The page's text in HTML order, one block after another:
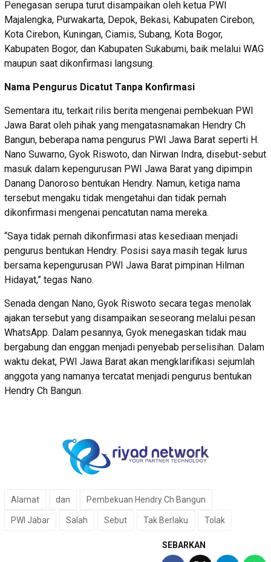
Penegasan serupa turut disampaikan oleh ketua PWI
Majalengka, Purwakarta, Depok, Bekasi, Kabupaten Cirebon,
Kota Cirebon, Kuningan, Ciamis, Subang, Kota Bogor,
Kabupaten Bogor, dan Kabupaten Sukabumi, baik melalui WAG
maupun saat dikonfirmasi langsung.
Nama Pengurus Dicatut Tanpa Konfirmasi
Sementara itu, terkait rilis berita mengenai pembekuan PWI
Jawa Barat oleh pihak yang mengatasnamakan Hendry Ch
Bangun, beberapa nama pengurus PWI Jawa Barat seperti H.
Nano Suwarno, Gyok Riswoto, dan Nirwan Indra, disebut-sebut
masuk dalam kepengurusan PWI Jawa Barat yang dipimpin
Danang Danoroso bentukan Hendry. Namun, ketiga nama
tersebut mengaku tidak mengetahui dan tidak pernah
dikonfirmasi mengenai pencatutan nama mereka.
“Saya tidak pernah dikonfirmasi atas kesediaan menjadi
pengurus bentukan Hendry. Posisi saya masih tegak lurus
bersama kepengurusan PWI Jawa Barat pimpinan Hilman
Hidayat,” tegas Nano.
Senada dengan Nano, Gyok Riswoto secara tegas menolak
ajakan tersebut yang disampaikan seseorang melalui pesan
WhatsApp. Dalam pesannya, Gyok menegaskan tidak mau
bergabung dan enggan menjadi penyebab perselisihan. Dalam
waktu dekat, PWI Jawa Barat akan mengklarifikasi sejumlah
anggota yang namanya tercatat menjadi pengurus bentukan
Hendry Ch Bangun.
Alamat dan Pembekuan Hendry Ch Bangun
PWI Jabar Salah Sebut Tak Berlaku Tolak
SEBARKAN